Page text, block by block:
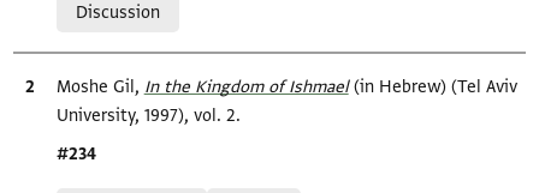
Discussion
Bibliographic citation
Moshe Gil, In the Kingdom of Ishmael‎(in Hebrew) (Tel Aviv
University, 1997), vol. 2.
Location in source
#234